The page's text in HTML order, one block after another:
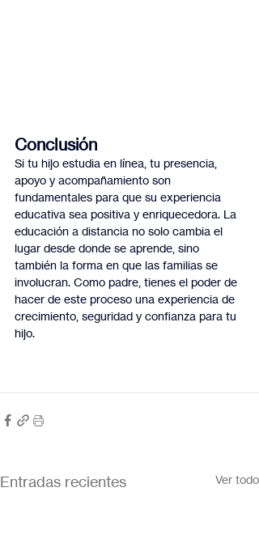
Conclusión
Si tu hijo estudia en línea, tu presencia,
apoyo y acompañamiento son
fundamentales para que su experiencia
educativa sea positiva y enriquecedora. La
educación a distancia no solo cambia el
lugar desde donde se aprende, sino
también la forma en que las familias se
involucran. Como padre, tienes el poder de
hacer de este proceso una experiencia de
crecimiento, seguridad y confianza para tu
hijo.
Entradas recientes Ver todo